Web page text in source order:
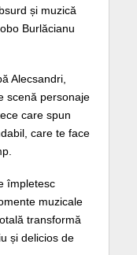
și muzică
Burlăcianu
Alecsandri,
scenă personaje
care spun
care te face
împletesc
muzicale
transformă
și delicios de